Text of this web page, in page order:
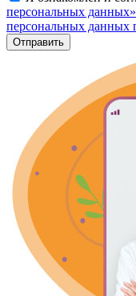
персональных данных»
персональных данных
Отправить